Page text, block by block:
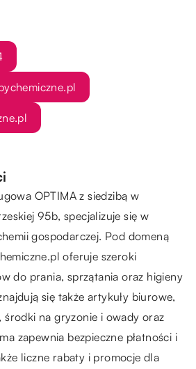
OPTIMA z siedzibą w
95b, specjalizuje się w
gospodarczej. Pod domeną
oferuje szeroki
do prania, sprzątania oraz higieny
się także artykuły biurowe,
środki na gryzonie i owady oraz
zapewnia bezpieczne płatności i
liczne rabaty i promocje dla